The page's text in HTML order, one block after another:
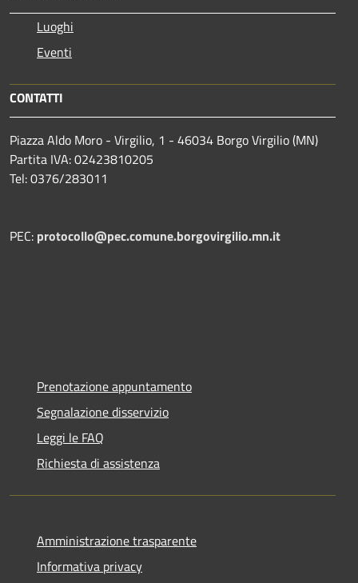
Luoghi
Eventi
CONTATTI
Piazza Aldo Moro - Virgilio, 1 - 46034 Borgo Virgilio (MN)
Partita IVA: 02423810205
Tel: 0376/283011
PEC: protocollo@pec.comune.borgovirgilio.mn.it
Prenotazione appuntamento
Segnalazione disservizio
Leggi le FAQ
Richiesta di assistenza
Amministrazione trasparente
Informativa privacy